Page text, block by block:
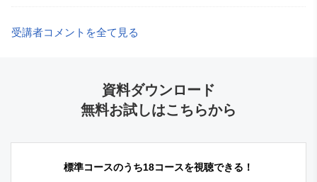
受講者コメントを全て見る
資料ダウンロード
無料お試しはこちらから
標準コースのうち18コースを視聴できる！